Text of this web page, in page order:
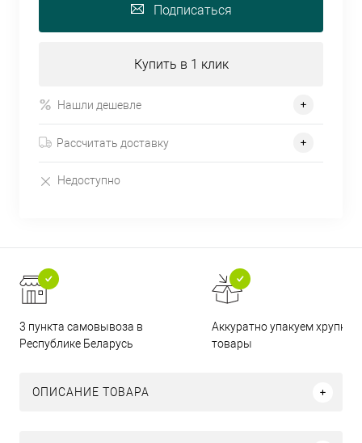
Подписаться
Купить в 1 клик
Нашли дешевле
Рассчитать доставку
Недоступно
3 пункта самовывоза в
Республике Беларусь
Аккуратно упакуем хрупкие
товары
ОПИСАНИЕ ТОВАРА